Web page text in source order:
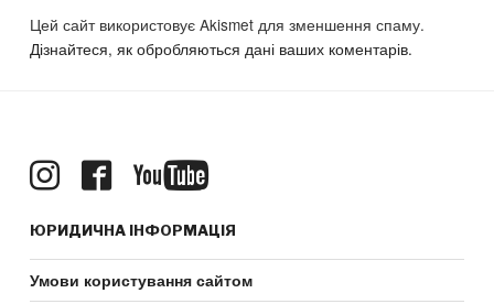
Цей сайт використовує Akismet для зменшення спаму.
Дізнайтеся, як обробляються дані ваших коментарів.
ЮРИДИЧНА ІНФОРМАЦІЯ
Умови користування сайтом